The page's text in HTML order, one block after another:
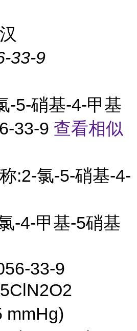
33-9
-5-硝基-4-甲基
33-9 查看相似
:2-氯-5-硝基-4-
-4-甲基-5硝基
33-9